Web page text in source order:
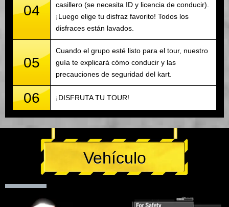
04
casillero (se necesita ID y licencia de conducir).
¡Luego elige tu disfraz favorito! Todos los
disfraces están lavados.
05
Cuando el grupo esté listo para el tour, nuestro
guía te explicará cómo conducir y las
precauciones de seguridad del kart.
06 ¡DISFRUTA TU TOUR!
Vehículo